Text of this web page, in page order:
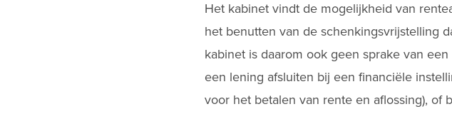
Het kabinet vindt de mogelijkheid van
het benutten van de schenkingsvrijstelling
kabinet is daarom ook geen sprake van
een lening afsluiten bij een financiële
voor het betalen van rente en aflossing),